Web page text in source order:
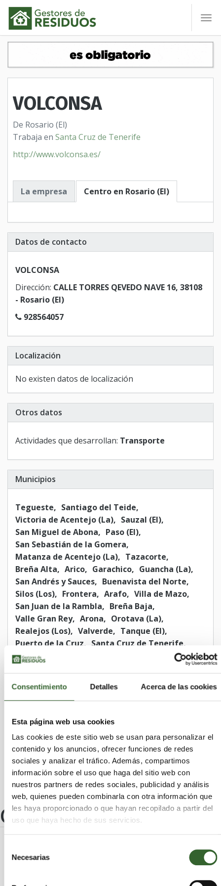
Consentimiento Detalles Acerca de las cookies
Esta página web usa cookies
Las cookies de este sitio web se usan para personalizar el
contenido y los anuncios, ofrecer funciones de redes
sociales y analizar el tráfico. Además, compartimos
información sobre el uso que haga del sitio web con
nuestros partners de redes sociales, publicidad y análisis
web, quienes pueden combinarla con otra información que
les haya proporcionado o que hayan recopilado a partir del
uso que haya hecho de sus servicios.
Necesarias
VOLCONSA
De Rosario (El)
Trabaja en Santa Cruz de Tenerife
http://www.volconsa.es/
La empresa Centro en Rosario (El)
Datos de contacto
VOLCONSA
Dirección: CALLE TORRES QEVEDO NAVE 16, 38108
- Rosario (El)
928564057
Localización
No existen datos de localización
Otros datos
Actividades que desarrollan: Transporte
Municipios
Tegueste
Santiago del Teide
Victoria de Acentejo (La)
Sauzal (El)
San Miguel de Abona
Paso (El)
San Sebastián de la Gomera
Matanza de Acentejo (La)
Tazacorte
Breña Alta
Arico Garachico
Guancha (La)
San Andrés y Sauces
Buenavista del Norte
Silos (Los)
Frontera Arafo
Villa de Mazo
San Juan de la Rambla
Breña Baja
Valle Gran Rey
Arona
Orotava (La)
Realejos (Los)
Valverde
Tanque (El)
Puerto de la Cruz
Santa Cruz de Tenerife
Tacoronte
Barlovento
Icod de los Vinos
Santa Cruz de la Palma
Güímar
Adeje
Candelaria
Santa Úrsula
Fuencaliente de la Palma
Puntagorda
Otros centros
DEPURAGUA CANARIAS, S.L.